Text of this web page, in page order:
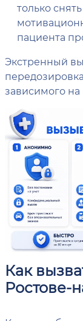
только
пациента
Экстренный
зависимого
Как
Ростове-